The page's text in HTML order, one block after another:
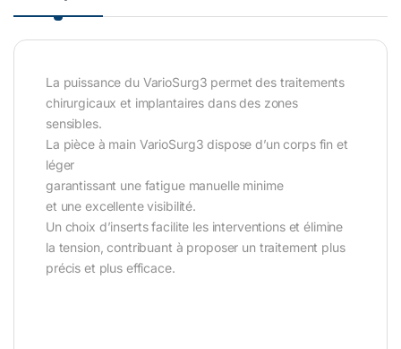
La puissance du VarioSurg3 permet des traitements
chirurgicaux et implantaires dans des zones
sensibles.
La pièce à main VarioSurg3 dispose d’un corps fin et
léger
garantissant une fatigue manuelle minime
et une excellente visibilité.
Un choix d’inserts facilite les interventions et élimine
la tension, contribuant à proposer un traitement plus
précis et plus efficace.